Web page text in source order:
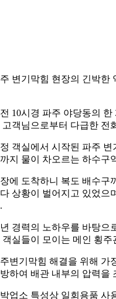
변기막힘 현장의 긴박한
10시경 파주 야당동의
고객님으로부터 다급한 전
객실에서 시작된 파주
지 물이 차오르는 하수구
에 도착하니 복도 배수구
상황이 벌어지고 있었으
경력의 노하우를 바탕으
객실들이 모이는 메인 횡
변기막힘 해결을 위해 가
하여 배관 내부의 압력을
업소 특성상 일회용품 사